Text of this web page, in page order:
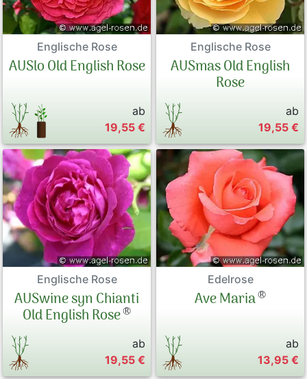
Englische Rose
AUSlo Old English Rose
ab
19,55 €
Englische Rose
AUSmas Old English
Rose
ab
19,55 €
Englische Rose
AUSwine syn Chianti
Old English Rose®
ab
19,55 €
Edelrose
Ave Maria®
ab
13,95 €